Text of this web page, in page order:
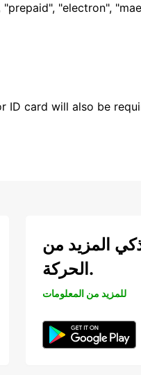
"electron",
card will also be
المزيد من
الحركة.
للمزيد من المعلومات